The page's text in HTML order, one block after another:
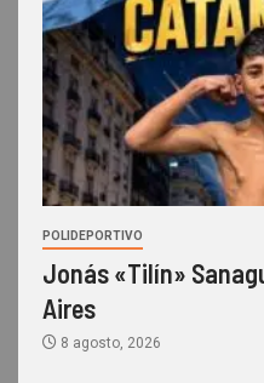
POLIDEPORTIVO
Jonás «Tilín»
Aires
8 agosto, 2026